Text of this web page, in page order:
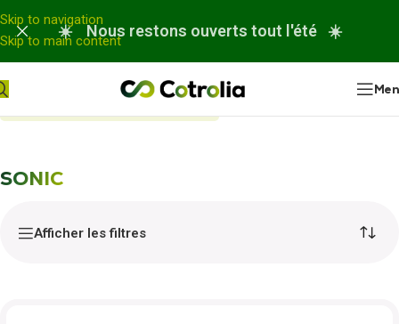
Panneau de gestion des cookies
Skip to navigation
Skip to main content
☀️ Nous restons ouverts tout l'été ☀️
SONIC
Afficher les filtres